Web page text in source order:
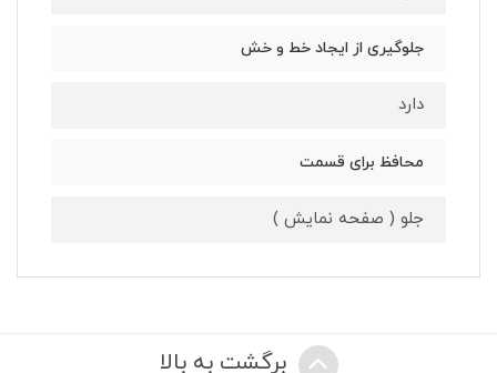
جلوگیری از ایجاد خط و خش
دارد
محافظ برای قسمت
جلو ( صفحه نمایش )
برگشت به بالا